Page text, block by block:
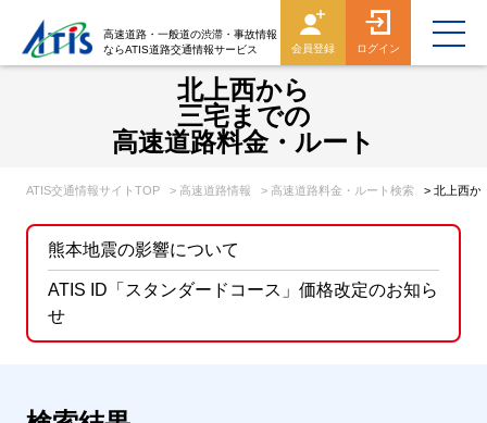
高速道路・一般道の渋滞・事故情報
ならATIS道路交通情報サービス
会員登録 ログイン
北上西から
三宅までの
高速道路料金・ルート
ATIS交通情報サイトTOP > 高速道路情報 > 高速道路料金・ルート検索 > 北上西か
熊本地震の影響について
ATIS ID「スタンダードコース」価格改定のお知ら
せ